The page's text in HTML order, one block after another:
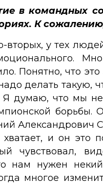
в командных
К
у тех
Понятно, что
делать такую,
Я думаю, что мы
борьбы.
и он
чувствовал,
нам нужен
многое